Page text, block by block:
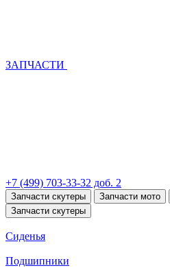
ЗАПЧАСТИ
+7 (499) 703-33-32 доб. 2
Запчасти скутеры Запчасти мото
Запчасти скутеры
Сиденья
Подшипники